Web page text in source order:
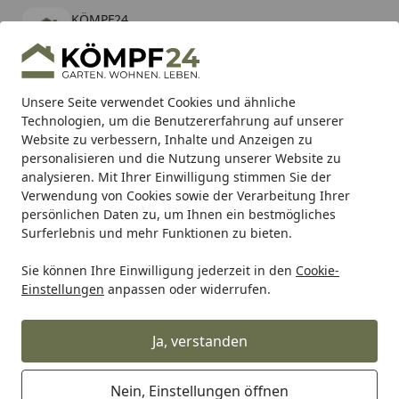
Unsere Seite verwendet Cookies und ähnliche
Technologien, um die Benutzererfahrung auf unserer
Website zu verbessern, Inhalte und Anzeigen zu
personalisieren und die Nutzung unserer Website zu
analysieren. Mit Ihrer Einwilligung stimmen Sie der
Verwendung von Cookies sowie der Verarbeitung Ihrer
persönlichen Daten zu, um Ihnen ein bestmögliches
Surferlebnis und mehr Funktionen zu bieten.
Sie können Ihre Einwilligung jederzeit in den Cookie-
Einstellungen anpassen oder widerrufen.
Ja, verstanden
Nein, Einstellungen öffnen
KÖMPF24
kostenlos - Im App Store
Hotline
Alle Produkte
Mein Konto
Suchen
Karibu Pools inkl. gratis Sandfilteranlage & Pool-
Starterset (Gesamtwert bis 468,99€)
Startseite
Alles für den Garten Außenleuchten Außenstrahler &
Garden Lights Bodeneinbauleuchte